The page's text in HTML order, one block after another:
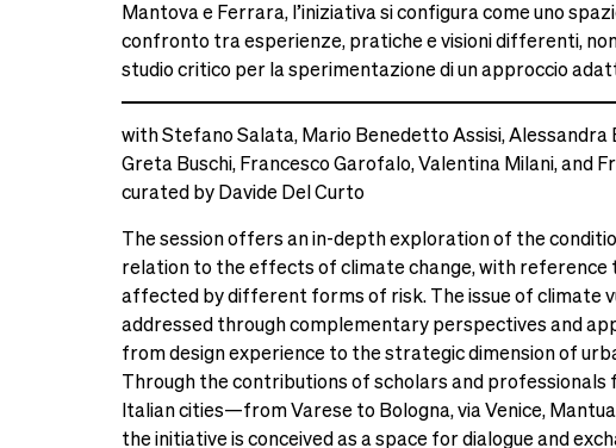
Mantova e Ferrara, l’iniziativa si configura come uno
confronto tra esperienze, pratiche e visioni differenti,
studio critico per la sperimentazione di un approccio
with Stefano Salata, Mario Benedetto Assisi, Alessandra
Greta Buschi, Francesco Garofalo, Valentina Milani, and
curated by Davide Del Curto
The session offers an in-depth exploration of the
relation to the effects of climate change, with reference
affected by different forms of risk. The issue of climate
addressed through complementary perspectives and
from design experience to the strategic dimension of
Through the contributions of scholars and
Italian cities—from Varese to Bologna, via Venice,
the initiative is conceived as a space for dialogue and